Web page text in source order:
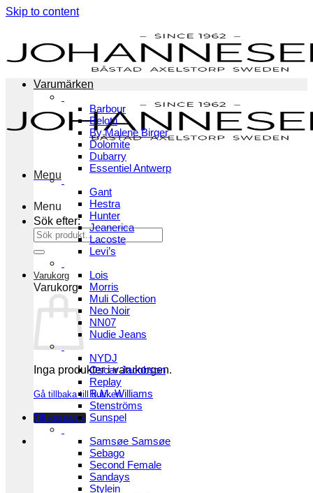
Skip to content
Menu
Menu
Sök efter:
Varukorg
Varukorg
Inga produkter i varukorgen.
Gå tillbaka till butiken
Till kassan +
Varumärken
Barbour
Belotti
By Malene Birger
Dolomite
Dubarry
Essentiel Antwerp
Gant
Hestra
Hunter
Jeanerica
Lacoste
Levi’s
Lois
Morris
Muli Collection
Neo Noir
NN07
Nudie Jeans
NYDJ
Oscar Jacobson
Replay
R.M. Williams
Stenströms
Sunspel
Samsøe Samsøe
Sebago
Second Female
Sandays
Stylein